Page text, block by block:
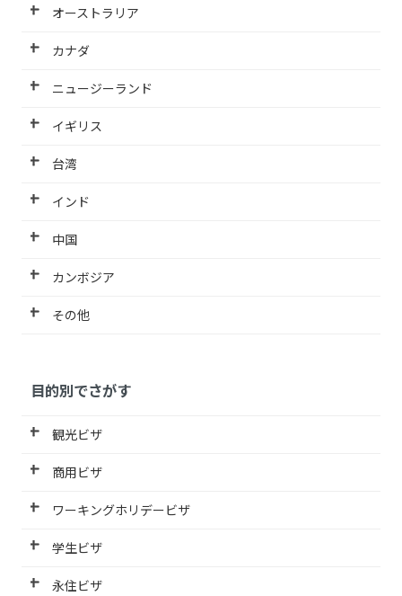
オーストラリア
カナダ
ニュージーランド
イギリス
台湾
インド
中国
カンボジア
その他
目的別でさがす
観光ビザ
商用ビザ
ワーキングホリデービザ
学生ビザ
永住ビザ